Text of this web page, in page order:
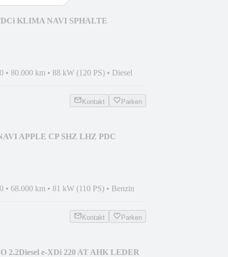
KLIMA NAVI SPHALTE
• 80.000 km • 88 kW (120 PS) • Diesel
Kontakt Parken
APPLE CP SHZ LHZ PDC
• 68.000 km • 81 kW (110 PS) • Benzin
Kontakt Parken
2.2Diesel e-XDi 220 AT AHK LEDER